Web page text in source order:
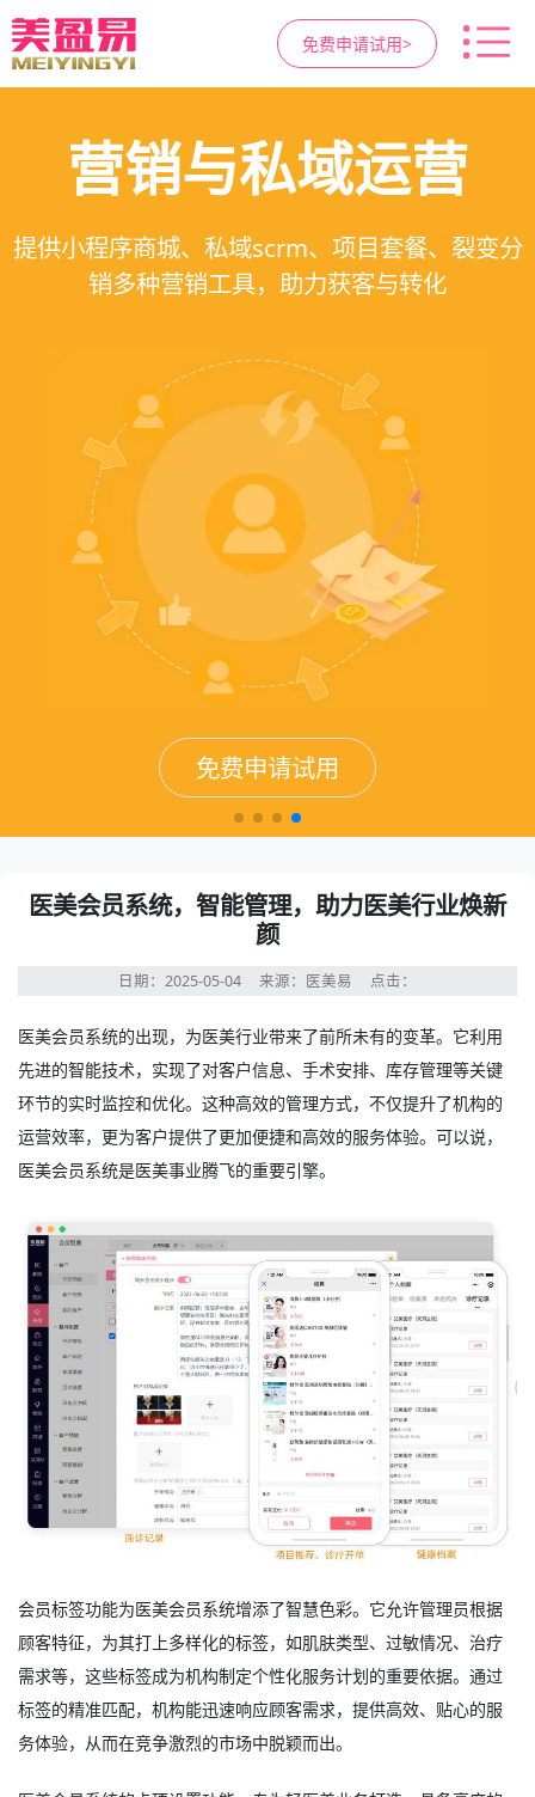
免费申请试用>
智慧医美管理系统
一站式解决医美机构预约、咨询、手术安排、会
员管理、财务核算全流程管理
免费申请试用
医疗资源调度管理
支持电子病历、医生排班、手术室管理、智能预
约分配，科学安排医疗资源
免费申请试用
高净值客户价值挖掘
支持客户分级管理、消费轨迹追踪、个性化方案
定制、实现客户长期价值挖掘
免费申请试用
营销与私域运营
提供小程序商城、私域scrm、项目套餐、裂变分
销多种营销工具，助力获客与转化
免费申请试用
医美会员系统，智能管理，助力医美行业焕新
颜
日期：2025-05-04 来源：医美易 点击：
医美会员系统的出现，为医美行业带来了前所未有的变革。它利用
先进的智能技术，实现了对客户信息、手术安排、库存管理等关键
环节的实时监控和优化。这种高效的管理方式，不仅提升了机构的
运营效率，更为客户提供了更加便捷和高效的服务体验。可以说，
医美会员系统是医美事业腾飞的重要引擎。
会员标签功能为医美会员系统增添了智慧色彩。它允许管理员根据
顾客特征，为其打上多样化的标签，如肌肤类型、过敏情况、治疗
需求等，这些标签成为机构制定个性化服务计划的重要依据。通过
标签的精准匹配，机构能迅速响应顾客需求，提供高效、贴心的服
务体验，从而在竞争激烈的市场中脱颖而出。